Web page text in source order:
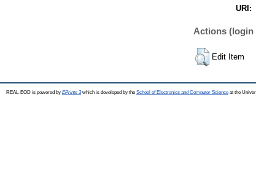
URI:
Actions (login
Edit Item
REAL-EOD is powered by EPrints 3which is developed by the School of Electronics and Computer Science at the